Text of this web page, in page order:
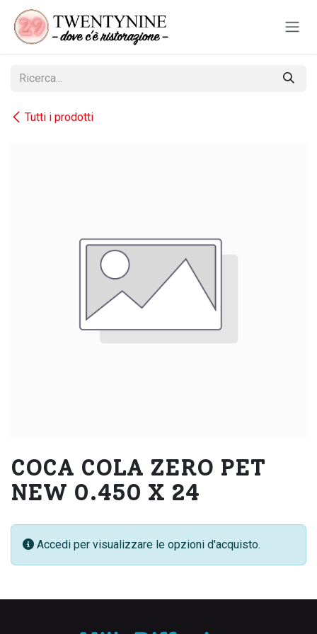
Passa al contenuto
Tutti i prodotti
COCA COLA ZERO PET
NEW 0.450 X 24
Accedi per visualizzare le opzioni d'acquisto.